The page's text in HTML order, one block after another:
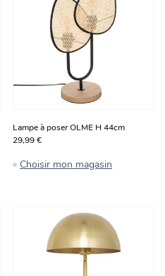
Lampe à poser OLME H 44cm
29,99 €
Choisir mon magasin